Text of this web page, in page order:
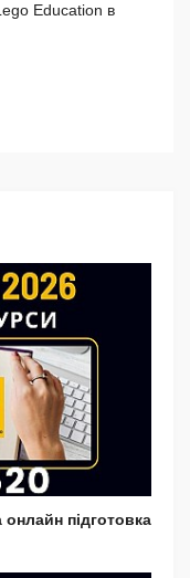
Education в
підготовка